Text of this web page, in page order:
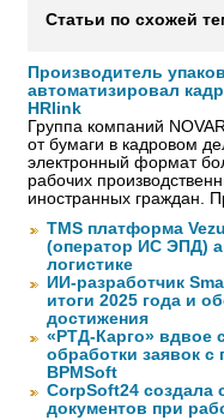
Статьи по схожей
Производитель
автоматизировал
HRlink
Группа компаний
от бумаги в кадровом
электронный формат
рабочих
иностранных граждан.
TMS платформа
(оператор ИС ЭПД)
логистике
ИИ-разработчик
итоги 2025 года и
достижения
«РТД-Карго» вдвое
обработки заявок
BPMSoft
CorpSoft24 создала
документов при